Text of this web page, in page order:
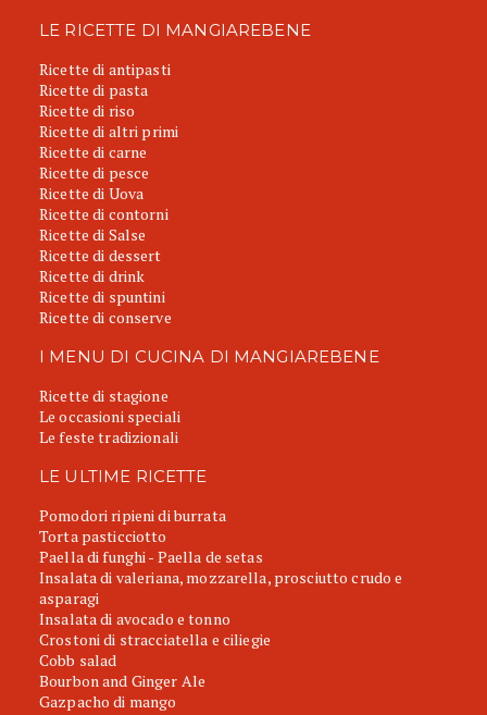
LE RICETTE DI MANGIAREBENE
Ricette di antipasti
Ricette di pasta
Ricette di riso
Ricette di altri primi
Ricette di carne
Ricette di pesce
Ricette di Uova
Ricette di contorni
Ricette di Salse
Ricette di dessert
Ricette di drink
Ricette di spuntini
Ricette di conserve
I MENU DI CUCINA DI MANGIAREBENE
Ricette di stagione
Le occasioni speciali
Le feste tradizionali
LE ULTIME RICETTE
Pomodori ripieni di burrata
Torta pasticciotto
Paella di funghi - Paella de setas
Insalata di valeriana, mozzarella, prosciutto crudo e
asparagi
Insalata di avocado e tonno
Crostoni di stracciatella e ciliegie
Cobb salad
Bourbon and Ginger Ale
Gazpacho di mango